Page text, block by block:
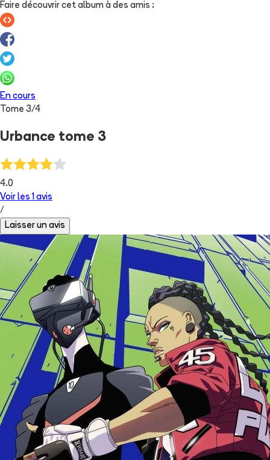
Faire découvrir cet album à des amis :
En cours
Tome 3/4
Urbance tome 3
4.0
Voir les 1 avis
/
Laisser un avis